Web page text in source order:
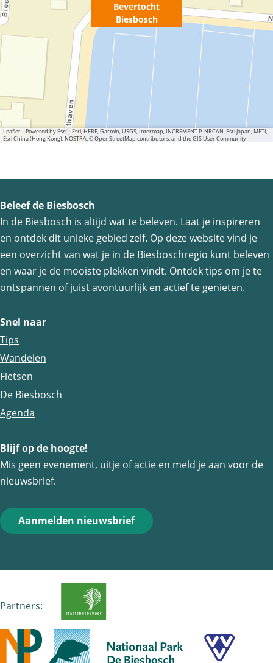
Bevertocht
Biesbosch
Leaflet | Powered by Esri | Esri, HERE, Garmin, USGS, Intermap, INCREMENT P, NRCAN, Esri Japan, METI,
Esri China (Hong Kong), NOSTRA, © OpenStreetMap contributors, and the GIS User Community
Beleef de Biesbosch
In de Biesbosch is altijd wat te beleven. Laat je inspireren
en ontdek dit unieke gebied zelf. Op deze website vind je
een overzicht van wat je in de Biesboschregio kunt beleven
en waar je de mooiste plekken vindt. Ontdek tips om je te
ontspannen of juist avontuurlijk en actief te genieten.
Snel naar
Tips
Wandelen
Fietsen
De Biesbosch
Agenda
Blijf op de hoogte!
Mis geen evenement, uitje of actie en meld je aan voor de
nieuwsbrief.
Aanmelden nieuwsbrief
Partners: